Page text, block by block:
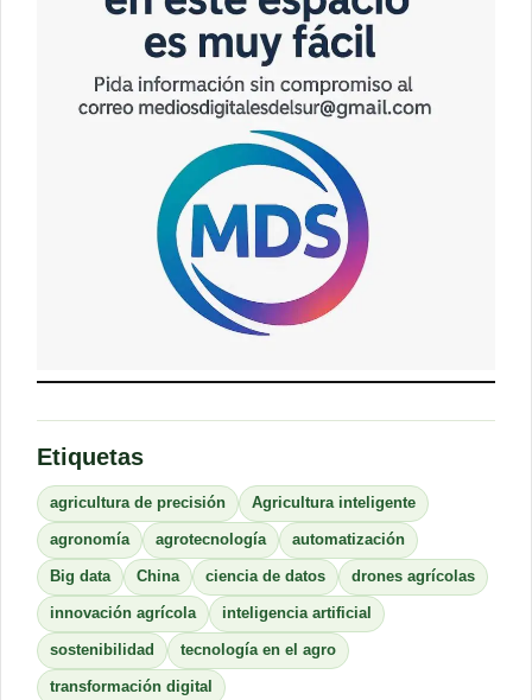
Etiquetas
agricultura de precisión Agricultura inteligente
agronomía agrotecnología automatización
Big data China ciencia de datos drones agrícolas
innovación agrícola inteligencia artificial
sostenibilidad tecnología en el agro
transformación digital